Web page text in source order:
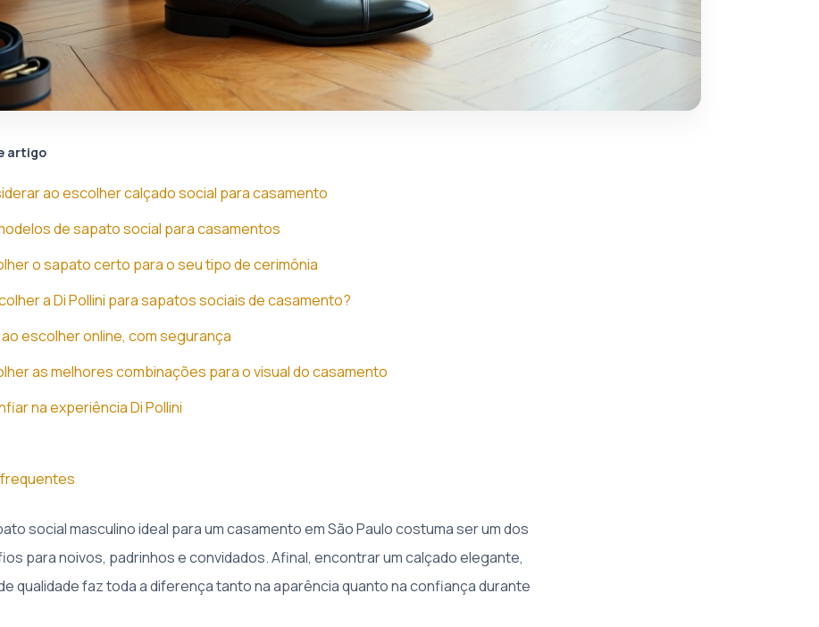
artigo
ao escolher calçado social para casamento
de sapato social para casamentos
o sapato certo para o seu tipo de cerimônia
a Di Pollini para sapatos sociais de casamento?
escolher online, com segurança
as melhores combinações para o visual do casamento
na experiência Di Pollini
social masculino ideal para um casamento em São Paulo costuma ser um dos
para noivos, padrinhos e convidados. Afinal, encontrar um calçado elegante,
qualidade faz toda a diferença tanto na aparência quanto na confiança durante